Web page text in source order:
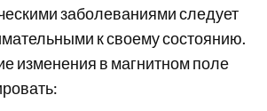
заболеваниями следует
к своему состоянию.
изменения в магнитном поле